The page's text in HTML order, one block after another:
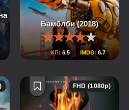
Бамблби (2018)
КП: 6.5 IMDB: 6.7
FHD (1080p)